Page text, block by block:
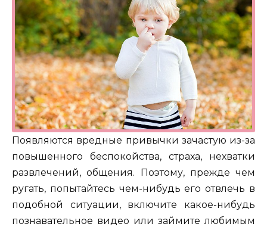
Появляются вредные привычки зачастую из-за
повышенного беспокойства, страха, нехватки
развлечений, общения. Поэтому, прежде чем
ругать, попытайтесь чем-нибудь его отвлечь в
подобной ситуации, включите какое-нибудь
познавательное видео или займите любимым